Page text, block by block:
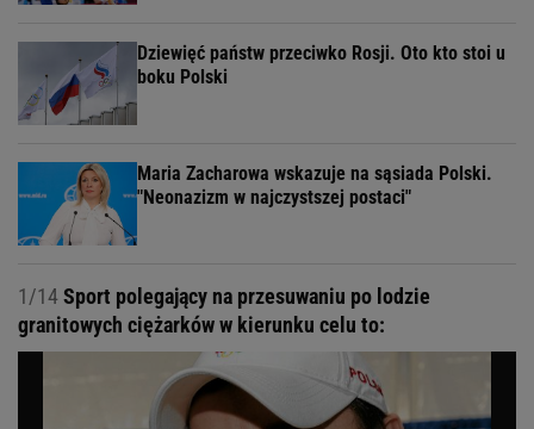
Dziewięć państw przeciwko Rosji. Oto kto stoi u
boku Polski
Maria Zacharowa wskazuje na sąsiada Polski.
"Neonazizm w najczystszej postaci"
1/14Sport polegający na przesuwaniu po lodzie
granitowych ciężarków w kierunku celu to: